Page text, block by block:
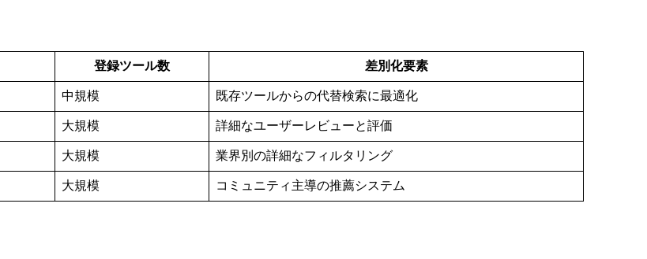
登録ツール数 差別化要素
中規模 既存ツールからの代替検索に最適化
大規模 詳細なユーザーレビューと評価
大規模 業界別の詳細なフィルタリング
大規模 コミュニティ主導の推薦システム